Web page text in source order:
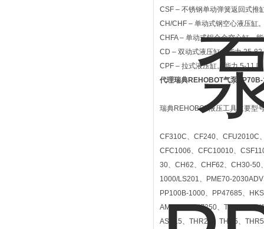
CSF – 不锈钢单动弹簧返回式推
CH/CHF – 单动式钢空心液压缸
CHFA – 单动式铝合金空心缸。
CD – 双动式液压缸。能力 25-82
CPF – 拉式液压缸。能力 5-11
代理瑞典REHOBOT气泵
瑞典REHOBOT液压工具主要型
CF310C、CF240、CFU2010C
CFC1006、CFC10010、
30、CH62、CHF62、CH30-50
1000/LS201、PME70-
PP100B-1000、PP47685、
AMZ50、AMZ250、TX102、
ASE15、THR25、THR5、